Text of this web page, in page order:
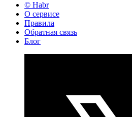
© Habr
О сервисе
Правила
Обратная связь
Блог